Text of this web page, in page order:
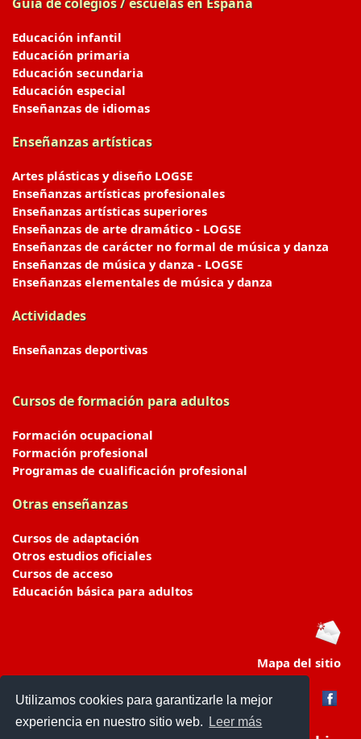
Utilizamos cookies para garantizarle la mejor
experiencia en nuestro sitio web.
Leer más
Educación infantil
Educación primaria
Educación secundaria
Educación especial
Enseñanzas de idiomas
Enseñanzas artísticas
Artes plásticas y diseño LOGSE
Enseñanzas artísticas profesionales
Enseñanzas artísticas superiores
Enseñanzas de arte dramático - LOGSE
Enseñanzas de carácter no formal de música y danza
Enseñanzas de música y danza - LOGSE
Enseñanzas elementales de música y danza
Actividades
Enseñanzas deportivas
Cursos de formación para adultos
Formación ocupacional
Formación profesional
Programas de cualificación profesional
Otras enseñanzas
Cursos de adaptación
Otros estudios oficiales
Cursos de acceso
Educación básica para adultos
Mapa del sitio